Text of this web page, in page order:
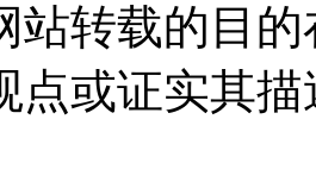
站转载的目
点或证实其